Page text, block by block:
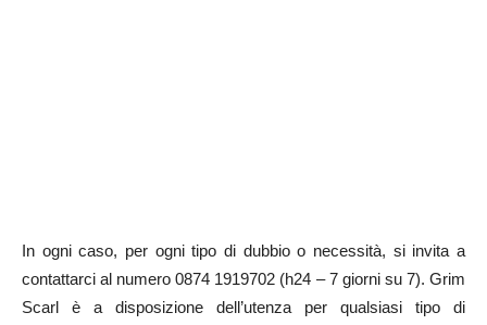
In ogni caso, per ogni tipo di dubbio o necessità, si invita a
contattarci al numero 0874 1919702 (h24 – 7 giorni su 7). Grim
Scarl è a disposizione dell’utenza per qualsiasi tipo di